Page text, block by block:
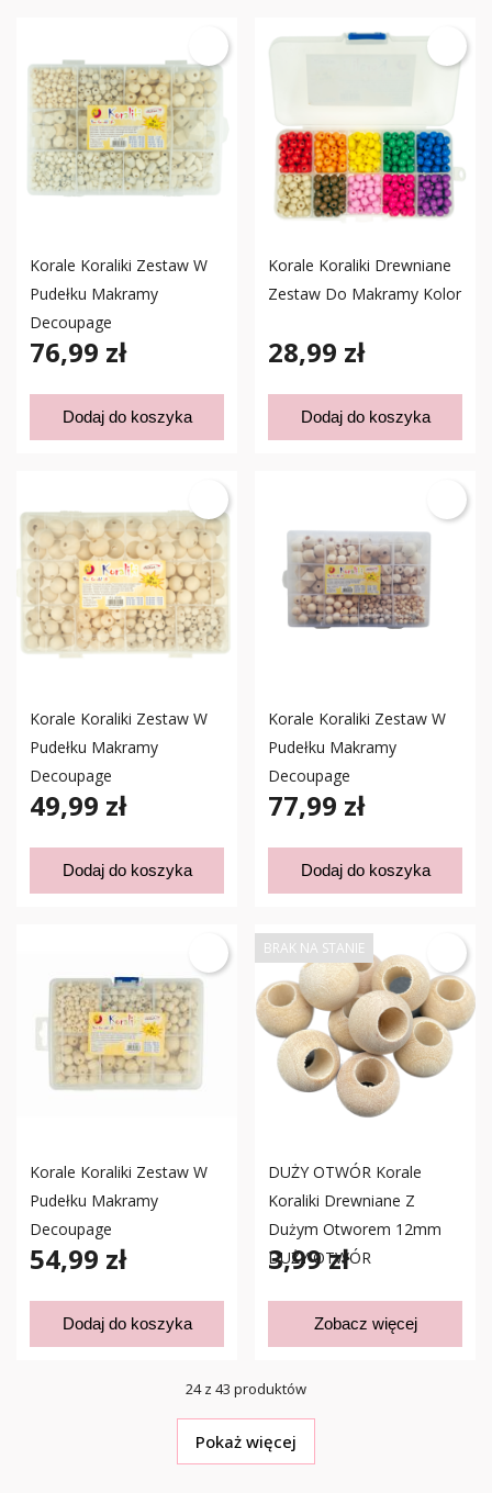
Korale Koraliki Zestaw W
Pudełku Makramy
Decoupage
76,99 zł
Dodaj do koszyka
Korale Koraliki Drewniane
Zestaw Do Makramy Kolor
28,99 zł
Dodaj do koszyka
Korale Koraliki Zestaw W
Pudełku Makramy
Decoupage
49,99 zł
Dodaj do koszyka
Korale Koraliki Zestaw W
Pudełku Makramy
Decoupage
77,99 zł
Dodaj do koszyka
Korale Koraliki Zestaw W
Pudełku Makramy
Decoupage
54,99 zł
Dodaj do koszyka
DUŻY OTWÓR Korale
Koraliki Drewniane Z
Dużym Otworem 12mm
DUŻY OTWÓR
3,99 zł
Zobacz więcej
BRAK NA STANIE
24 z 43 produktów
Pokaż więcej